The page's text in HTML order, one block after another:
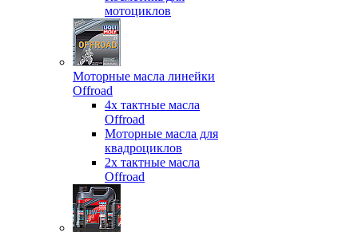
мотоциклов
Моторные масла линейки
Offroad
4х тактные масла
Offroad
Моторные масла для
квадроциклов
2х тактные масла
Offroad